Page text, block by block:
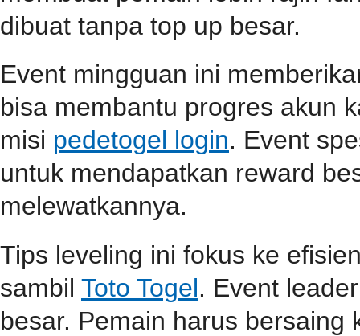
dibuat tanpa top up besar.
Event mingguan ini
bisa membantu progres akun
misi pedetogel login. Event
untuk mendapatkan reward
melewatkannya.
Tips leveling ini fokus ke
sambil Toto Togel. Event
besar. Pemain harus